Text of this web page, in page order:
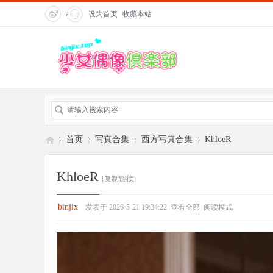
"
"在
线客
服">
设为首页 收藏本站
首页 写真合集 西方写真合集 KhloeR
KhloeR [复制链接]
binjix 发表于 2026-5-21 19:34:22 查看全部 阅读模式